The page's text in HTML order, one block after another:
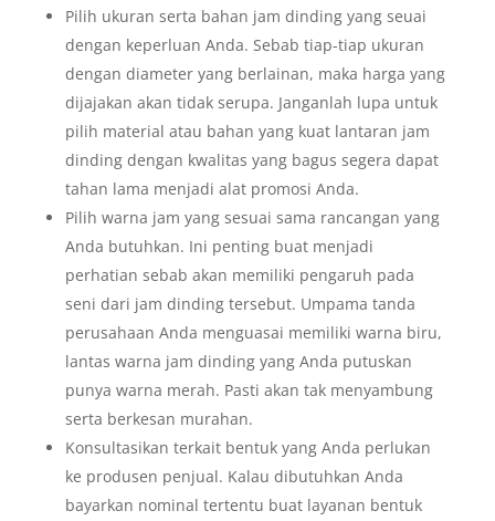
Pilih ukuran serta bahan jam dinding yang seuai
dengan keperluan Anda. Sebab tiap-tiap ukuran
dengan diameter yang berlainan, maka harga yang
dijajakan akan tidak serupa. Janganlah lupa untuk
pilih material atau bahan yang kuat lantaran jam
dinding dengan kwalitas yang bagus segera dapat
tahan lama menjadi alat promosi Anda.
Pilih warna jam yang sesuai sama rancangan yang
Anda butuhkan. Ini penting buat menjadi
perhatian sebab akan memiliki pengaruh pada
seni dari jam dinding tersebut. Umpama tanda
perusahaan Anda menguasai memiliki warna biru,
lantas warna jam dinding yang Anda putuskan
punya warna merah. Pasti akan tak menyambung
serta berkesan murahan.
Konsultasikan terkait bentuk yang Anda perlukan
ke produsen penjual. Kalau dibutuhkan Anda
bayarkan nominal tertentu buat layanan bentuk